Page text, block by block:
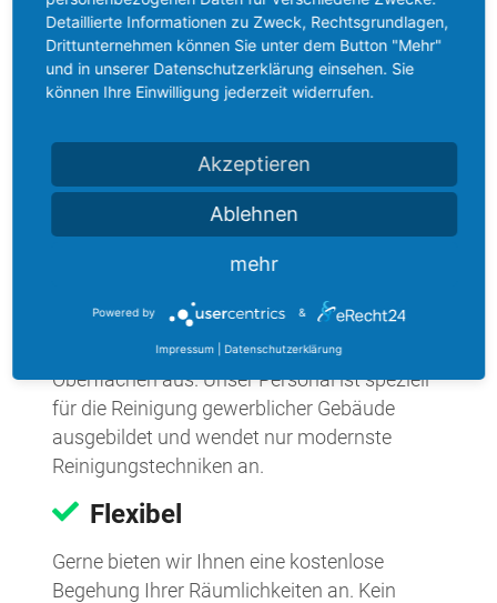
Nah
Moeller Gebäudedienste stellt Ihnen
rund um Giessen zu Verfügung. Rufen Sie
uns jederzeit an, wenn Sie eine Beratung zu
Ihrem Objekt wünschen.
Professionell
professionellsten und umweltverträglichsten
Pflege- und Reinigungsmittel für alle Ihre
Oberflächen aus. Unser Personal ist speziell
für die Reinigung gewerblicher Gebäude
ausgebildet und wendet nur modernste
Reinigungstechniken an.
Flexibel
Gerne bieten wir Ihnen eine kostenlose
Begehung Ihrer Räumlichkeiten an. Kein
Detaillierte Informationen zu Zweck, Rechtsgrundlagen,
Drittunternehmen können Sie unter dem Button "Mehr"
und in unserer Datenschutzerklärung einsehen. Sie
können Ihre Einwilligung jederzeit widerrufen.
Akzeptieren
Ablehnen
mehr
Powered by &
Impressum Datenschutzerklärung